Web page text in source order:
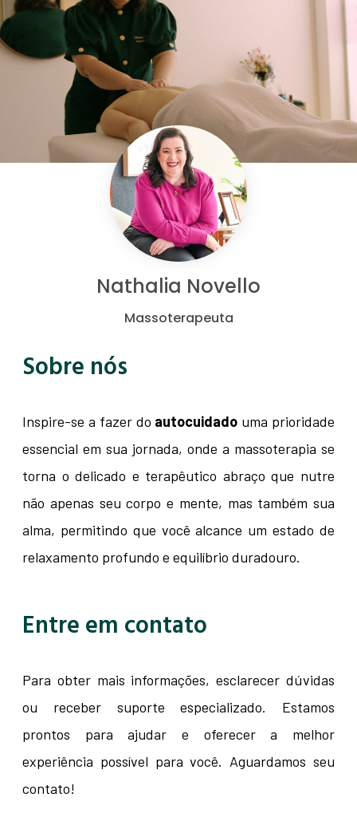
Nathalia Novello
Massoterapeuta
Sobre nós
Inspire-se a fazer do autocuidado uma prioridade
essencial em sua jornada, onde a massoterapia se
torna o delicado e terapêutico abraço que nutre
não apenas seu corpo e mente, mas também sua
alma, permitindo que você alcance um estado de
relaxamento profundo e equilíbrio duradouro.
Entre em contato
Para obter mais informações, esclarecer dúvidas
ou receber suporte especializado. Estamos
prontos para ajudar e oferecer a melhor
experiência possível para você. Aguardamos seu
contato!